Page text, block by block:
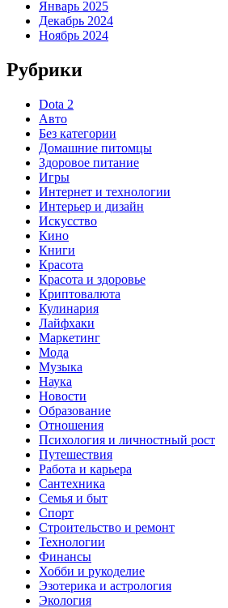
Январь 2025
Декабрь 2024
Ноябрь 2024
Рубрики
Dota 2
Авто
Без категории
Домашние питомцы
Здоровое питание
Игры
Интернет и технологии
Интерьер и дизайн
Искусство
Кино
Книги
Красота
Красота и здоровье
Криптовалюта
Кулинария
Лайфхаки
Маркетинг
Мода
Музыка
Наука
Новости
Образование
Отношения
Психология и личностный рост
Путешествия
Работа и карьера
Сантехника
Семья и быт
Спорт
Строительство и ремонт
Технологии
Финансы
Хобби и рукоделие
Эзотерика и астрология
Экология